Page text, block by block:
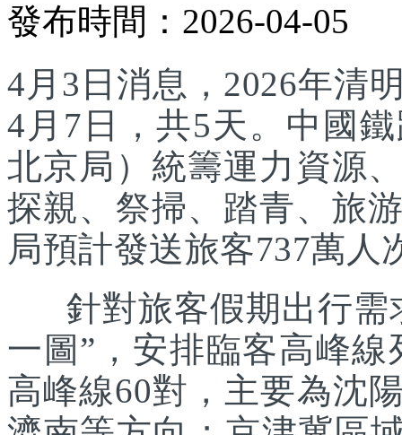
發布時間：2026-04-05
4月3日消息，2026年清
4月7日，共5天。中國
北京局）統籌運力資源
探親、祭掃、踏青、旅
局預計發送旅客737萬人
針對旅客假期出行需
一圖”，安排臨客高峰
高峰線60對，主要為沈